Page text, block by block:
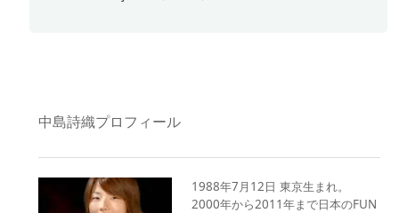
中島詩織プロフィール
1988年7月12日 東京生まれ。
2000年から2011年まで日本のFUN